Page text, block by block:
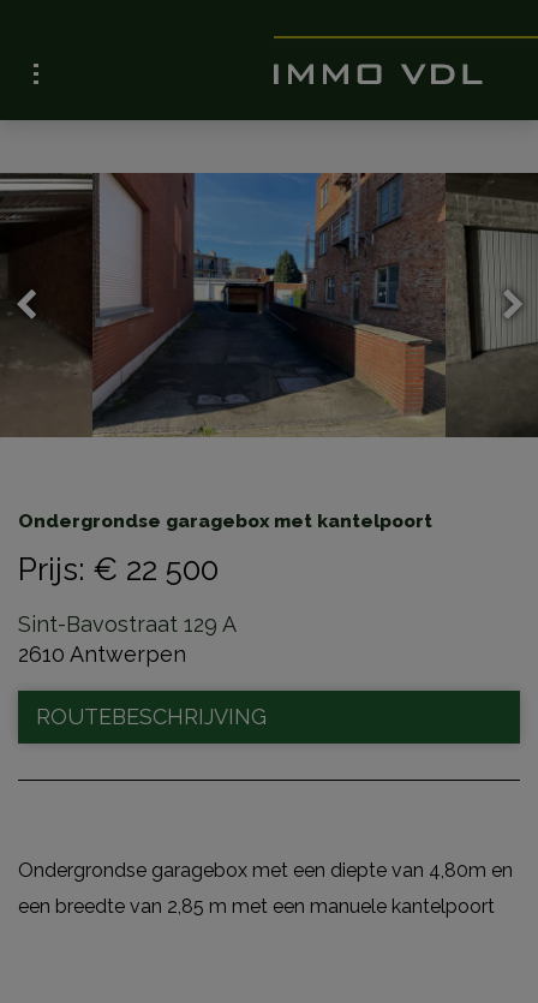
Ondergrondse garagebox met kantelpoort
Prijs: € 22 500
Sint-Bavostraat 129 A
2610 Antwerpen
ROUTEBESCHRIJVING
Ondergrondse garagebox met een diepte van 4,80m en
een breedte van 2,85 m met een manuele kantelpoort